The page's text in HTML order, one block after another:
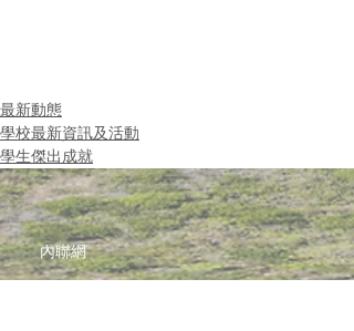
最新動態
學校最新資訊及活動
學生傑出成就
內聯網